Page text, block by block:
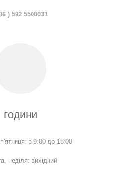
) 592 5500031
години
з 9:00 до 18:00
неділя: вихідний